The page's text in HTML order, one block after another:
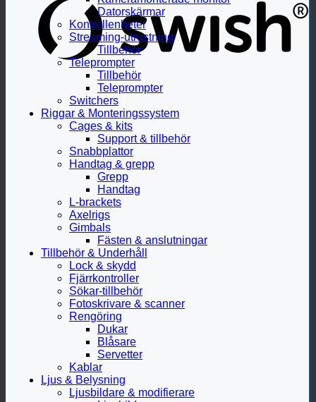
Datorskärmar
Kontrollenheter
Streaming-utrustning
Tillbehör
Teleprompter
Tillbehör
Teleprompter
Switchers
Riggar & Monteringssystem
Cages & kits
Support & tillbehör
Snabbplattor
Handtag & grepp
Grepp
Handtag
L-brackets
Axelrigs
Gimbals
Fästen & anslutningar
Tillbehör & Underhåll
Lock & skydd
Fjärrkontroller
Sökar-tillbehör
Fotoskrivare & scanner
Rengöring
Dukar
Blåsare
Servetter
Kablar
Ljus & Belysning
Ljusbildare & modifierare